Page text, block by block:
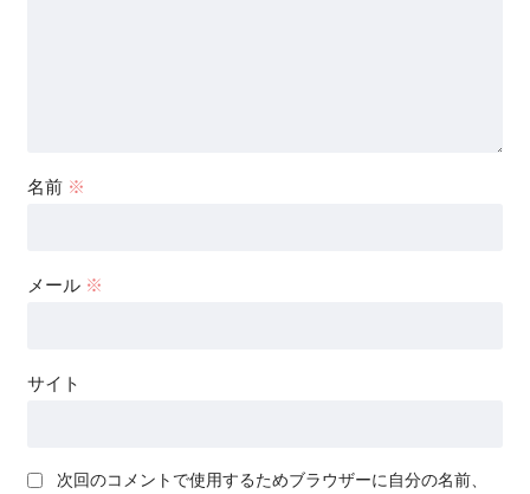
名前 ※
メール ※
サイト
次回のコメントで使用するためブラウザーに自分の名前、